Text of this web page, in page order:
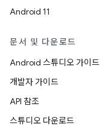
Android 11
문서 및 다운로드
Android 스튜디오 가이드
개발자 가이드
API 참조
스튜디오 다운로드